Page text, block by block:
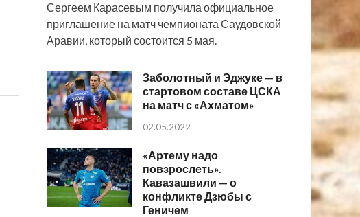
Сергеем Карасевым получила официальное
приглашение на матч чемпионата Саудовской
Аравии, который состоится 5 мая.
Заболотный и Эджуке — в
стартовом составе ЦСКА
на матч с «Ахматом»
02.05.2022
«Артему надо
повзрослеть».
Кавазашвили — о
конфликте Дзюбы с
Геничем